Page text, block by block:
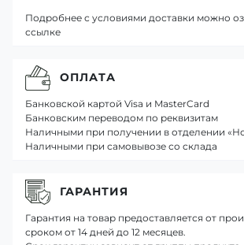
Подробнее с условиями доставки можно
ссылке
ОПЛАТА
Банковской картой Visa и MasterCard
Банковским переводом по реквизитам
Наличными при получении в отделении
Наличными при самовывозе со склада
ГАРАНТИЯ
Гарантия на товар предоставляется от
сроком от 14 дней до 12 месяцев.